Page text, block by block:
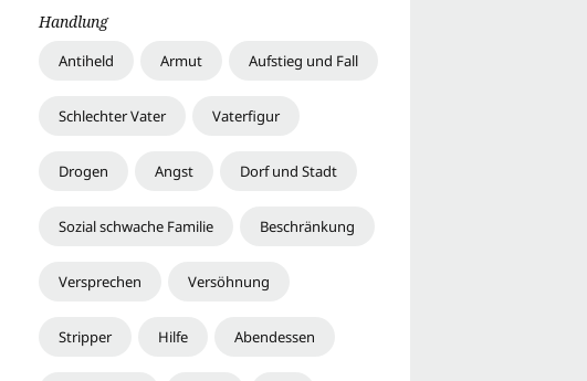
Handlung
Antiheld Armut Aufstieg und Fall
Schlechter Vater Vaterfigur
Drogen Angst Dorf und Stadt
Sozial schwache Familie Beschränkung
Versprechen Versöhnung
Stripper Hilfe Abendessen